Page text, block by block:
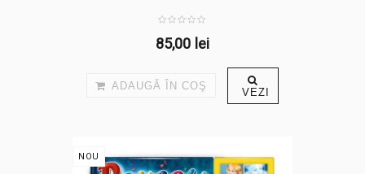
85,00 lei
ADAUGĂ ÎN COŞ VEZI
NOU